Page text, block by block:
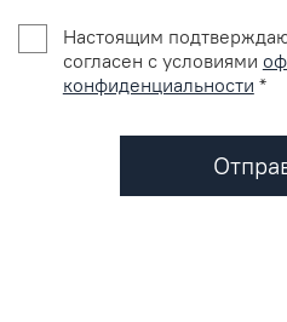
Настоящим
согласен с условиями
конфиденциальности *